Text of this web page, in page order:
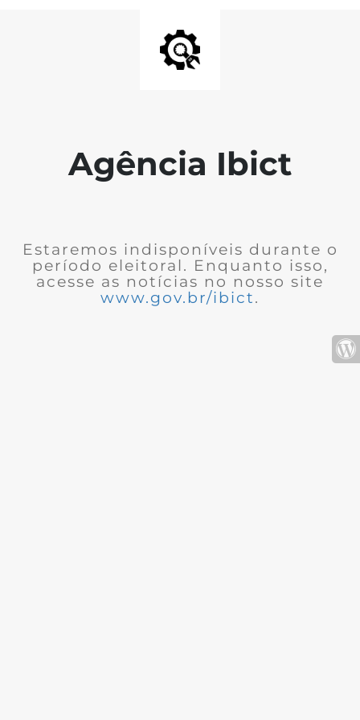
Agência Ibict
Estaremos indisponíveis durante o
período eleitoral. Enquanto isso,
acesse as notícias no nosso site
www.gov.br/ibict.